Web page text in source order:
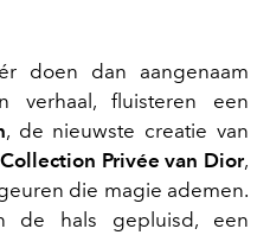
doen dan aangenaam
verhaal, fluisteren een
, de nieuwste creatie van
Privée van Dior,
die magie ademen.
de hals gepluisd, een